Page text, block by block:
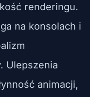
renderingu.
na konsolach i
Ulepszenia
animacji,